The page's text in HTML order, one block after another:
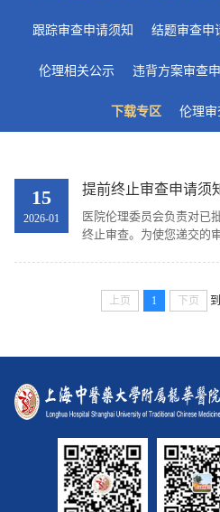
跟踪审查申请须知 结题审查申
伦理相关公示 违背方案审查
下载专区 伦理
15
2026-01
提前终止审查申请须
医院伦理委员会负责对已
终止审查。为使您递交的
lhtcmirb@sina.cn。研究
之前的项目将电子版材料
要研究者签字...
上页 1 下页